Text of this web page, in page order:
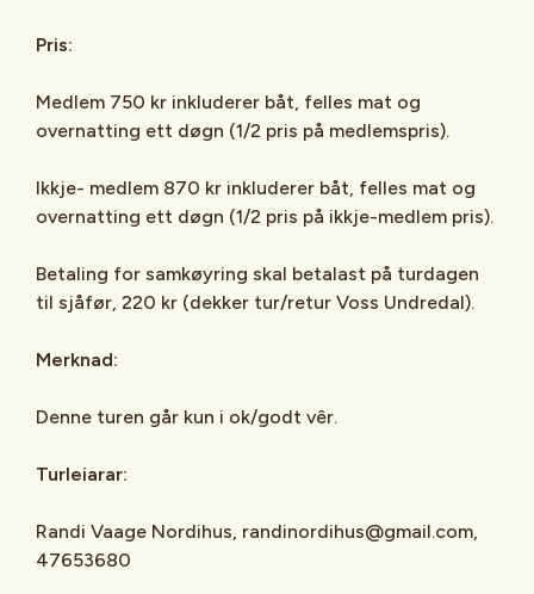
Pris:
Medlem 750 kr inkluderer båt, felles mat og
overnatting ett døgn (1/2 pris på medlemspris).
Ikkje- medlem 870 kr inkluderer båt, felles mat og
overnatting ett døgn (1/2 pris på ikkje-medlem pris).
Betaling for samkøyring skal betalast på turdagen
til sjåfør, 220 kr (dekker tur/retur Voss Undredal).
Merknad:
Denne turen går kun i ok/godt vêr.
Turleiarar:
Randi Vaage Nordihus, randinordihus@gmail.com,
47653680